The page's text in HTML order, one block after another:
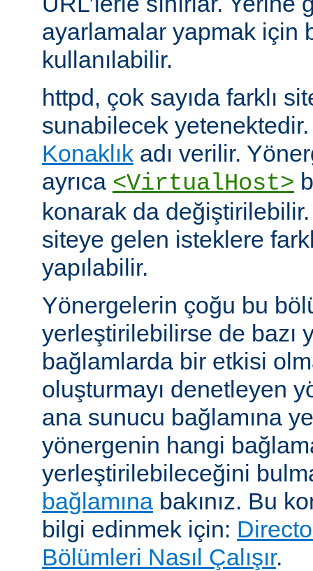
ayarlamalar yapmak için
kullanılabilir.
httpd, çok sayıda farklı
sunabilecek
Konaklık adı verilir.
ayrıca <VirtualHost>
konarak da
siteye gelen isteklere
yapılabilir.
Yönergelerin çoğu bu
yerleştirilebilirse de bazı
bağlamlarda bir etkisi
oluşturmayı denetleyen
ana sunucu bağlamına
yönergenin hangi
yerleştirilebileceğini
bağlamına bakınız. Bu
bilgi edinmek için:
Bölümleri Nasıl Çalışır.